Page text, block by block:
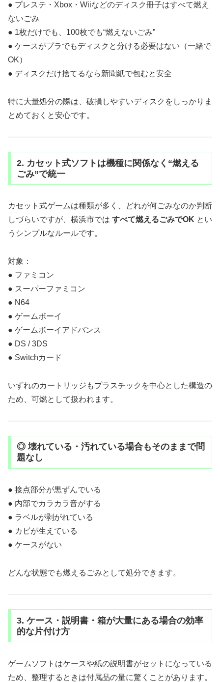
● プレステ・Xbox・Wiiなどのディスク冊子はすべて燃え
ないごみ
● 1枚だけでも、100枚でも“燃えないごみ”
● ケースがプラでもディスクと分ける必要はない（一緒で
OK）
● ディスクだけ捨てるなら新聞紙で包むと安全
特に大量処分の際は、破損しやすいディスクをしっかりま
とめておくと安心です。
2. カセット式ソフトは機種に関係なく“燃える
ごみ”で統一
カセット式ゲームは種類が多く、どれが何ごみなのか判断
しづらいですが、横浜市では すべて燃えるごみでOK とい
うシンプルなルールです。
対象：
● ファミコン
● スーパーファミコン
● N64
● ゲームボーイ
● ゲームボーイアドバンス
● DS / 3DS
● Switchカード
いずれのカートリッジもプラスチックを中心とした構造の
ため、可燃として扱われます。
◎ 壊れている・汚れている場合もそのままで問
題なし
● 接点部分が黒ずんでいる
● 内部でカラカラ音がする
● ラベルが剥がれている
● カビが生えている
● ケースがない
どんな状態でも燃えるごみとして処分できます。
3. ケース・説明書・箱が大量にある場合の効率
的な片付け方
ゲームソフトはケースや紙の説明書がセットになっている
ため、整理するときは付属品の量に驚くことがあります。